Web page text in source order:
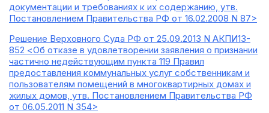
документации и требованиях к их содержанию, утв.
Постановлением Правительства РФ от 16.02.2008 N 87>
Решение Верховного Суда РФ от 25.09.2013 N АКПИ13-
852 <Об отказе в удовлетворении заявления о признании
частично недействующим пункта 119 Правил
предоставления коммунальных услуг собственникам и
пользователям помещений в многоквартирных домах и
жилых домов, утв. Постановлением Правительства РФ
от 06.05.2011 N 354>